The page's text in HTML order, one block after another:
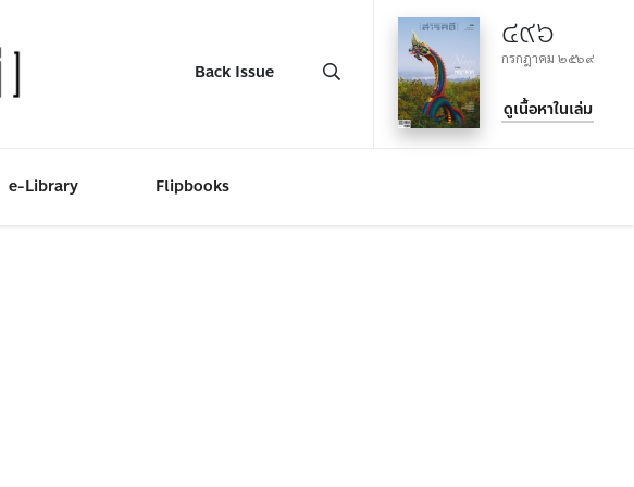
Back Issue
๔๙๖
กรกฎาคม ๒๕๖๙
ดูเนื้อหาในเล่ม
e-Library Flipbooks